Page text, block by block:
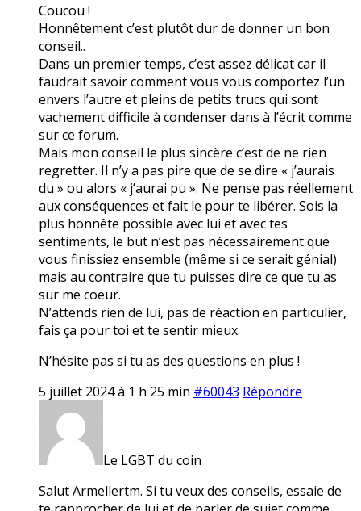
Coucou !
Honnêtement c’est plutôt dur de donner un bon
conseil..
Dans un premier temps, c’est assez délicat car il
faudrait savoir comment vous vous comportez l’un
envers l’autre et pleins de petits trucs qui sont
vachement difficile à condenser dans à l’écrit comme
sur ce forum.
Mais mon conseil le plus sincère c’est de ne rien
regretter. Il n’y a pas pire que de se dire « j’aurais
du » ou alors « j’aurai pu ». Ne pense pas réellement
aux conséquences et fait le pour te libérer. Sois la
plus honnête possible avec lui et avec tes
sentiments, le but n’est pas nécessairement que
vous finissiez ensemble (même si ce serait génial)
mais au contraire que tu puisses dire ce que tu as
sur me coeur.
N’attends rien de lui, pas de réaction en particulier,
fais ça pour toi et te sentir mieux.
N’hésite pas si tu as des questions en plus !
5 juillet 2024 à 1 h 25 min #60043 Répondre
Le LGBT du coin
Salut Armellertm. Si tu veux des conseils, essaie de